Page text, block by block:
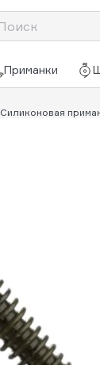
Приманки
Силиконовая